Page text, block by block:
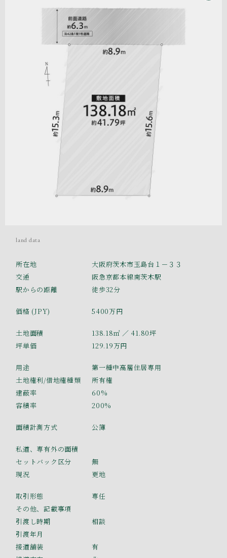
land data
所在地
大阪府茨木市玉島台１－３３
交通
阪急京都本線南茨木駅
駅からの距離
徒歩32分
価格 (JPY) 5400万円
土地面積 138.18㎡ ／ 41.80坪
坪単価
129.19万円
用途
第一種中高層住居専用
土地権利/借地権種類
所有権
建蔽率
60%
容積率
200%
面積計測方式 公簿
私道、専有外の面積
セットバック区分
無
現況
更地
取引形態
専任
その他、記載事項
引渡し時期
相談
引渡年月
接道舗装
有